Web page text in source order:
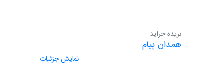
بریده جراید
همدان پیام
نمایش جزئیات